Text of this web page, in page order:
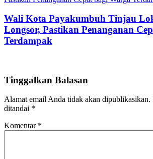
Wali Kota Payakumbuh Tinjau
Longsor, Pastikan Penanganan
Terdampak
Tinggalkan Balasan
Alamat email Anda tidak akan dipublikasikan.
ditandai *
Komentar *